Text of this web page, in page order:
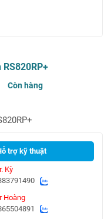
Còn hàng
trợ kỹ thuật
Kỳ
Hoàng